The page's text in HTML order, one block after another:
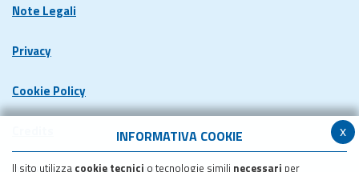
x
INFORMATIVA COOKIE
Il sito utilizza cookie tecnici o tecnologie simili necessari per
Note Legali
Privacy
Cookie Policy